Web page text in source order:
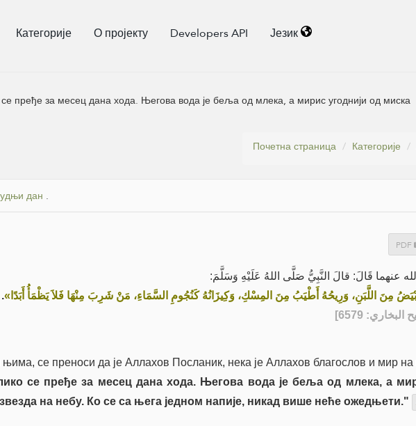
Категорије О пројекту Developers API Језик
пређе за месец дана хода. Његова вода је беља од млека, а мирис угоднији од миска
Почетна страница Категорије
дан .
PDF
عنهما قَالَ: قالَ النَّبِيُّ صَلَّى اللهُ عَلَيْهِ وَسَلَّمَ:
مِنَ اللَّبَنِ، وَرِيحُهُ أَطْيَبُ مِنَ المِسْكِ، وَكِيزَانُهُ كَنُجُومِ السَّمَاءِ، مَنْ شَرِبَ مِنْهَا فَلاَ يَظْمَأُ أَبَدًا».
6579]
се преноси да је Аллахов Посланик, нека је Аллахов благослов и мир на
се пређе за месец дана хода. Његова вода је беља од млека, а
на небу. Ко се са њега једном напије, никад више неће ожедњети."